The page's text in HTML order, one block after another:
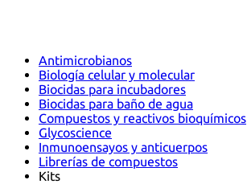
Antimicrobianos
Biología celular y molecular
Biocidas para incubadores
Biocidas para baño de agua
Compuestos y reactivos bioquímicos
Glycoscience
Inmunoensayos y anticuerpos
Librerías de compuestos
Kits